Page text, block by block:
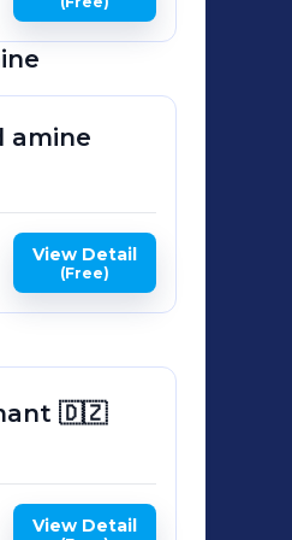
amine
View Detail
(Free)
🇩🇿
View Detail